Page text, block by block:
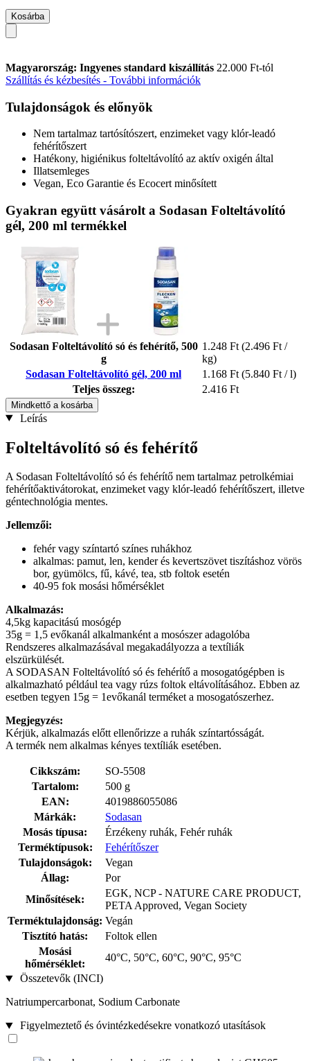
Kosárba
Magyarország: Ingyenes standard kiszállítás 22.000 Ft-tól
Szállítás és kézbesítés - További információk
Tulajdonságok és előnyök
Nem tartalmaz tartósítószert, enzimeket vagy klór-leadó
fehérítőszert
Hatékony, higiénikus folteltávolító az aktív oxigén által
Illatsemleges
Vegan, Eco Garantie és Ecocert minősített
Gyakran együtt vásárolt a Sodasan Folteltávolító
gél, 200 ml termékkel
Sodasan Folteltávolító só és fehérítő, 500
g
1.248 Ft (2.496 Ft /
kg)
Sodasan Folteltávolító gél, 200 ml
1.168 Ft (5.840 Ft / l)
Teljes összeg:
2.416 Ft
Mindkettő a kosárba
Leírás
Folteltávolító só és fehérítő
A Sodasan Folteltávolító só és fehérítő nem tartalmaz petrolkémiai
fehérítőaktivátorokat, enzimeket vagy klór-leadó fehérítőszert, illetve
géntechnológia mentes.
Jellemzői:
fehér vagy színtartó színes ruhákhoz
alkalmas: pamut, len, kender és kevertszövet tiszításhoz vörös
bor, gyümölcs, fű, kávé, tea, stb foltok esetén
40-95 fok mosási hőmérséklet
Alkalmazás:
4,5kg kapacitású mosógép
35g = 1,5 evőkanál alkalmanként a mosószer adagolóba
Rendszeres alkalmazásával megakadályozza a textíliák
elszürkülését.
A SODASAN Folteltávolító só és fehérítő a mosogatógépben is
alkalmazható például tea vagy rúzs foltok eltávolításához. Ebben az
esetben tegyen 15g = 1evőkanál terméket a mosogatószerhez.
Megjegyzés:
Kérjük, alkalmazás előtt ellenőrizze a ruhák színtartósságát.
A termék nem alkalmas kényes textíliák esetében.
Cikkszám:
SO-5508
Tartalom:
500 g
EAN:
4019886055086
Márkák:
Sodasan
Mosás típusa:
Érzékeny ruhák, Fehér ruhák
Terméktípusok:
Fehérítőszer
Tulajdonságok:
Vegan
Állag:
Por
Minősítések:
EGK, NCP - NATURE CARE PRODUCT,
PETA Approved, Vegan Society
Terméktulajdonság: Vegán
Tisztító hatás:
Foltok ellen
Mosási
hőmérséklet:
40°C, 50°C, 60°C, 90°C, 95°C
Összetevők (INCI)
Natriumpercarbonat, Sodium Carbonate
Figyelmeztető és óvintézkedésekre vonatkozó utasítások